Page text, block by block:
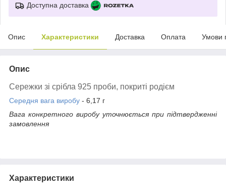
Доступна доставка
Опис Характеристики Доставка Оплата Умови
Опис
Сережки зі срібла 925 проби, покриті родієм
Середня вага виробу - 6,17 г
Вага конкретного виробу уточнюється при підтвердженні
замовлення
Характеристики